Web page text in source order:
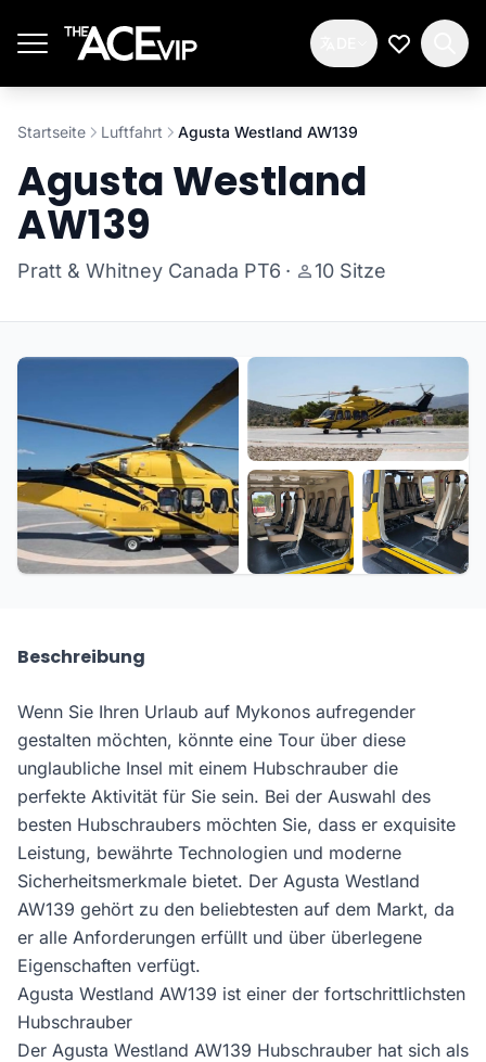
Meine
Startseite Luftfahrt Agusta Westland AW139
Agusta Westland
AW139
Pratt & Whitney Canada PT6 · 10 Sitze
Beschreibung
Wenn Sie Ihren Urlaub auf Mykonos aufregender
gestalten möchten, könnte eine Tour über diese
unglaubliche Insel mit einem Hubschrauber die
perfekte Aktivität für Sie sein. Bei der Auswahl des
besten Hubschraubers möchten Sie, dass er exquisite
Leistung, bewährte Technologien und moderne
Sicherheitsmerkmale bietet. Der Agusta Westland
AW139 gehört zu den beliebtesten auf dem Markt, da
er alle Anforderungen erfüllt und über überlegene
Eigenschaften verfügt.
Agusta Westland AW139 ist einer der fortschrittlichsten
Hubschrauber
Der Agusta Westland AW139 Hubschrauber hat sich als